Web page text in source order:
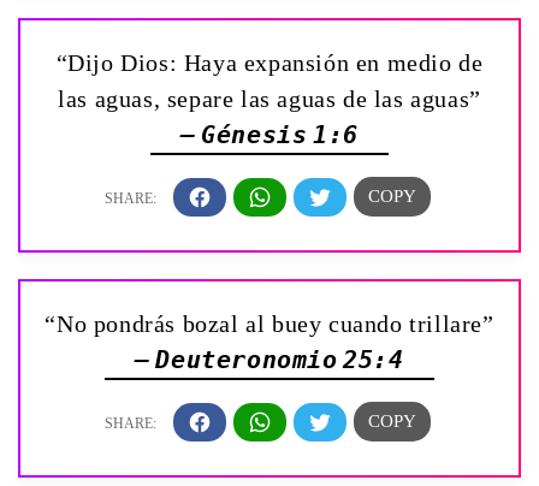
“Dijo Dios: Haya expansión en medio de
las aguas, separe las aguas de las aguas”
— Génesis 1:6
“No pondrás bozal al buey cuando trillare”
— Deuteronomio 25:4